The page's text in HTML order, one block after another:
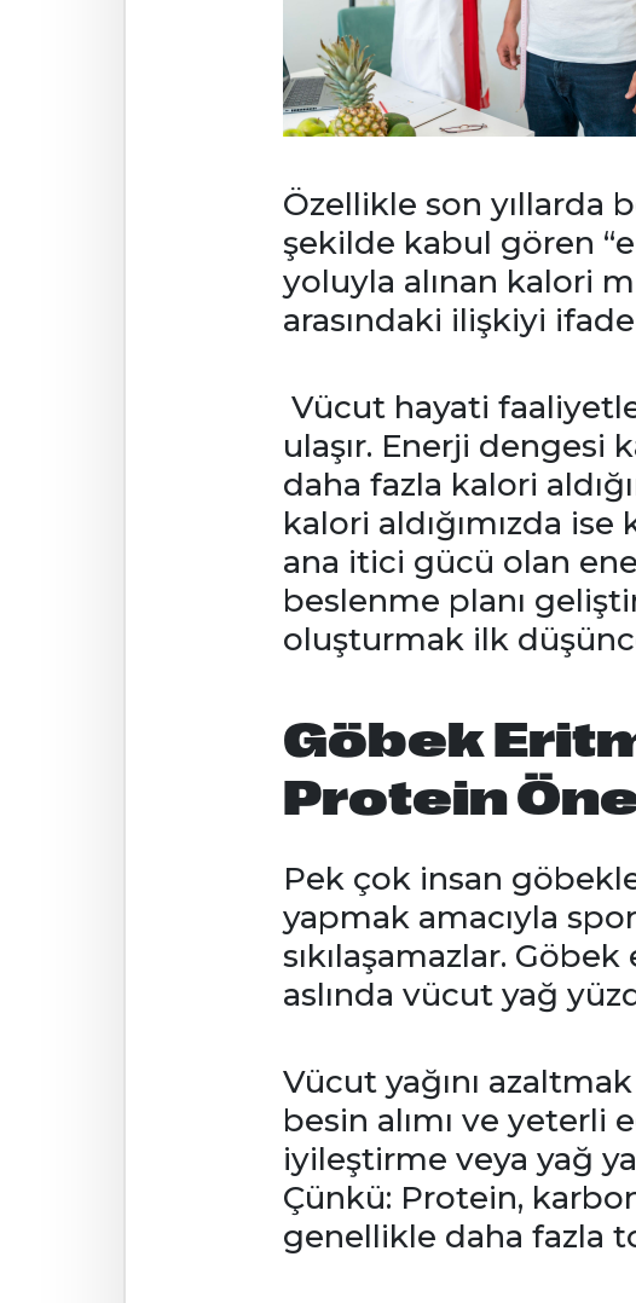
Özellikle son yıllarda
şekilde kabul gören
yoluyla alınan kalori
arasındaki ilişkiyi
Vücut hayati
ulaşır. Enerji dengesi
daha fazla kalori
kalori aldığımızda
ana itici gücü olan
beslenme planı
oluşturmak ilk
Göbek
Protein
Pek çok insan
yapmak amacıyla
sıkılaşamazlar.
aslında vücut yağ
Vücut yağını
besin alımı ve yeterli
iyileştirme veya yağ
Çünkü: Protein,
genellikle daha fazla